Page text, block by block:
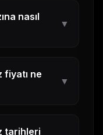
nasıl
▼
fiyatı ne
▼
tarihleri